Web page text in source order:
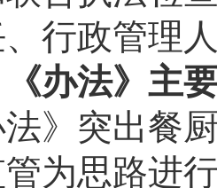
行政管理
法》主
突出餐厨
为思路进